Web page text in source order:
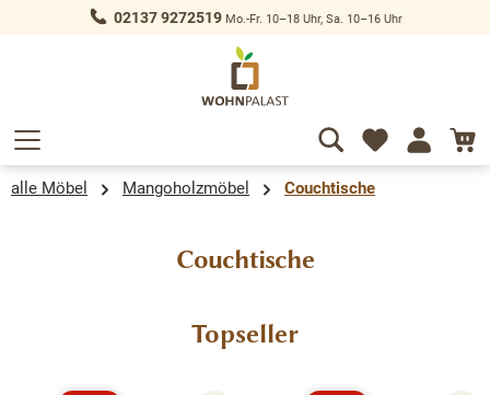
springen 02137 9272519Mo.-Fr. 10–18 Uhr, Sa. 10–16 Uhr
alle Möbel Mangoholzmöbel Couchtische
Couchtische
Produktgalerie überspringen
Topseller